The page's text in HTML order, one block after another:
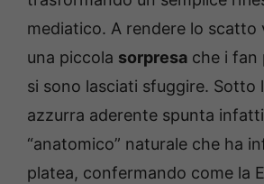
mediatico. A rendere lo scatto
una piccola sorpresa che i fan
si sono lasciati sfuggire. Sotto
azzurra aderente spunta
“anatomico” naturale che ha
platea, confermando come la